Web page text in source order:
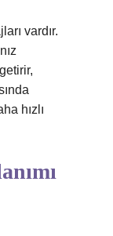
vardır.
hızlı